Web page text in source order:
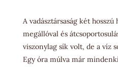
A vadásztársaság két
megállóval és
viszonylag sík volt, de a víz
Egy óra múlva már